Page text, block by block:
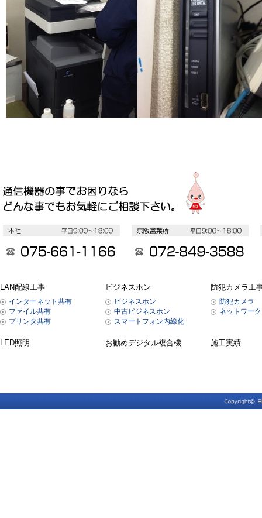
LAN配線工事
インターネット共有
ファイル共有
プリンタ共有
ビジネスホン
ビジネスホン
中古ビジネスホン
スマートフォン内線化
防犯カメラ工
防犯カメラ
ネットワー
LED照明 お勧めデジタル複合機 施工実績